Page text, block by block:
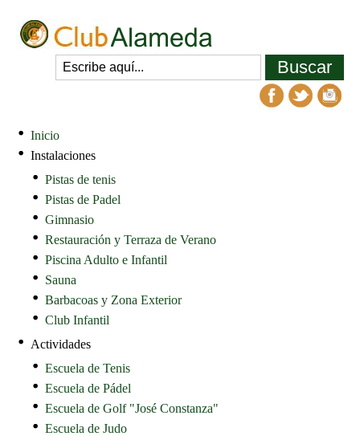
Inicio
Instalaciones
Pistas de tenis
Pistas de Padel
Gimnasio
Restauración y Terraza de Verano
Piscina Adulto e Infantil
Sauna
Barbacoas y Zona Exterior
Club Infantil
Actividades
Escuela de Tenis
Escuela de Pádel
Escuela de Golf "José Constanza"
Escuela de Judo